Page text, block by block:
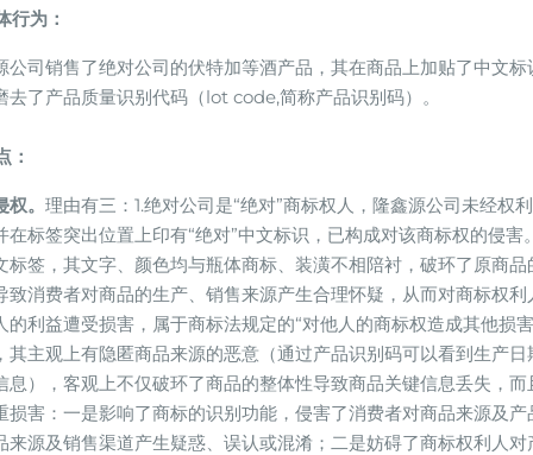
行为：
公司销售了绝对公司的伏特加等酒产品，其在商品上加贴了中文
去了产品质量识别代码（lot code,简称产品识别码）。
：
。 理由有三：1.绝对公司是“绝对”商标权人，隆鑫源公司未经权
在标签突出位置上印有“绝对”中文标识，已构成对该商标权的侵
标签，其文字、颜色均与瓶体商标、装潢不相陪衬，破环了原商
致消费者对商品的生产、销售来源产生合理怀疑，从而对商标权
的利益遭受损害，属于商标法规定的“对他人的商标权造成其他损
其主观上有隐匿商品来源的恶意（通过产品识别码可以看到生产
息），客观上不仅破环了商品的整体性导致商品关键信息丢失，
损害：一是影响了商标的识别功能，侵害了消费者对商品来源及
来源及销售渠道产生疑惑、误认或混淆；二是妨碍了商标权利人